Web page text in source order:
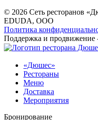
© 2026 Сеть ресторанов
EDUDA, OOO
Политика
Поддержка и продвижение
«Дюшес»
Рестораны
Меню
Доставка
Мероприятия
Бронирование